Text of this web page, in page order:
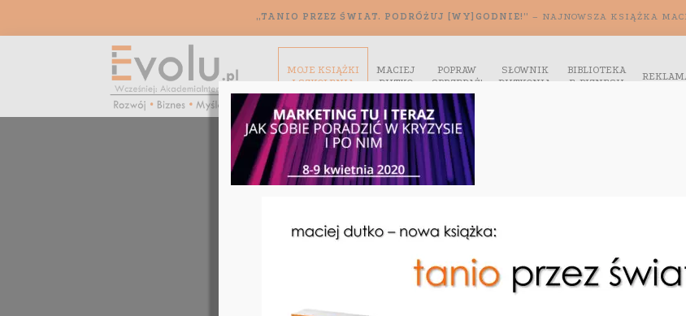
„TANIO PRZEZ ŚWIAT. PODRÓŻUJ [WY]GODNIE!” – NAJNOWSZA KSIĄŻKA
MOJE KSIĄŻKI
I SZKOLENIA
MACIEJ
DUTKO
POPRAW
SPRZEDAŻ!
SŁOWNIK
DUTKONIA
BIBLIOTEKA
E-BIZNESU